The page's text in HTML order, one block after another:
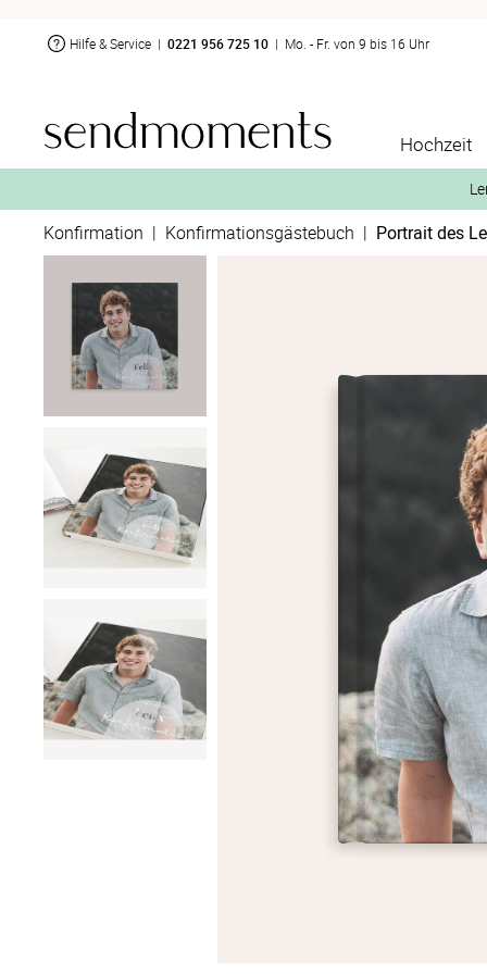
Hilfe & Service | 0221 956 725 10 | Mo. - Fr. von 9 bis 16 Uhr
Hochzeit
Konfirmation | Konfirmationsgästebuch | Portrait des